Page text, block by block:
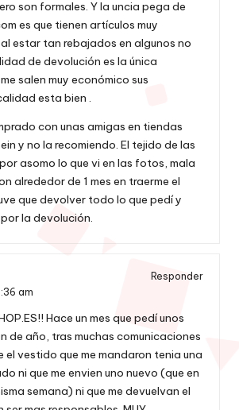
son formales. Y la uncia pega de
es que tienen artículos muy
estar tan rebajados en algunos no
de devolución es la única
salen muy económico sus
esta bien .
con unas amigas en tiendas
y no la recomiendo. El tejido de las
asomo lo que vi en las fotos, mala
alrededor de 1 mes en traerme el
que devolver todo lo que pedí y
la devolución.
Responder
am
Hace un mes que pedí unos
de año, tras muchas comunicaciones
el vestido que me mandaron tenia una
ni que me envien uno nuevo (que en
semana) ni que me devuelvan el